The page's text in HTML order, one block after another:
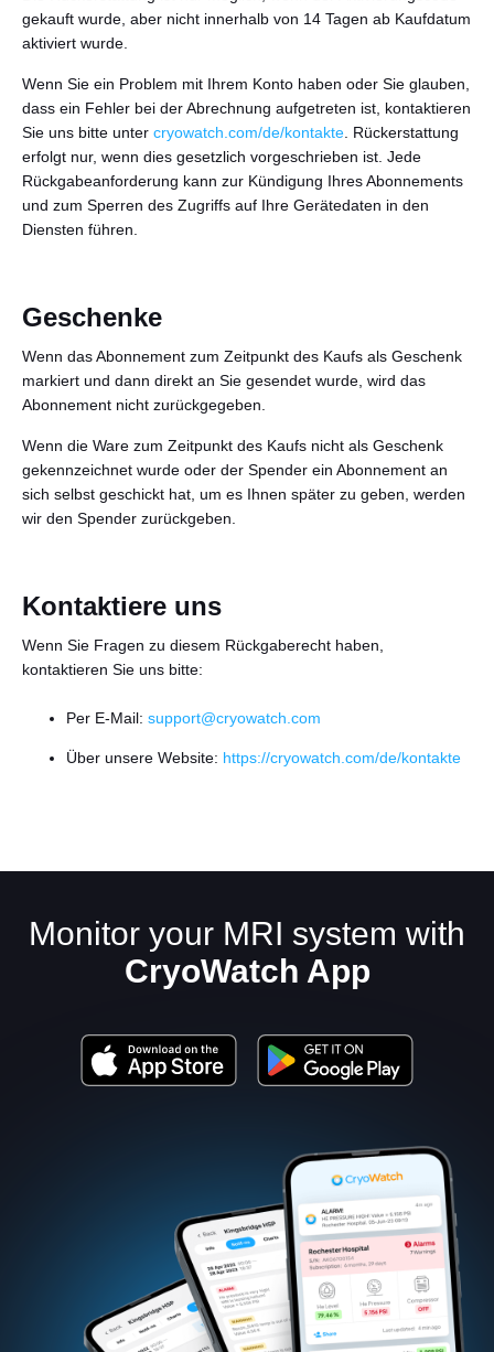
gekauft wurde, aber nicht innerhalb von 14 Tagen ab Kaufdatum
aktiviert wurde.
Wenn Sie ein Problem mit Ihrem Konto haben oder Sie glauben,
dass ein Fehler bei der Abrechnung aufgetreten ist, kontaktieren
Sie uns bitte unter cryowatch.com/de/kontakte . Rückerstattung
erfolgt nur, wenn dies gesetzlich vorgeschrieben ist. Jede
Rückgabeanforderung kann zur Kündigung Ihres Abonnements
und zum Sperren des Zugriffs auf Ihre Gerätedaten in den
Diensten führen.
Geschenke
Wenn das Abonnement zum Zeitpunkt des Kaufs als Geschenk
markiert und dann direkt an Sie gesendet wurde, wird das
Abonnement nicht zurückgegeben.
Wenn die Ware zum Zeitpunkt des Kaufs nicht als Geschenk
gekennzeichnet wurde oder der Spender ein Abonnement an
sich selbst geschickt hat, um es Ihnen später zu geben, werden
wir den Spender zurückgeben.
Kontaktiere uns
Wenn Sie Fragen zu diesem Rückgaberecht haben,
kontaktieren Sie uns bitte:
Per E-Mail: support@cryowatch.com
Über unsere Website: https://cryowatch.com/de/kontakte
Monitor your MRI system with
CryoWatch App